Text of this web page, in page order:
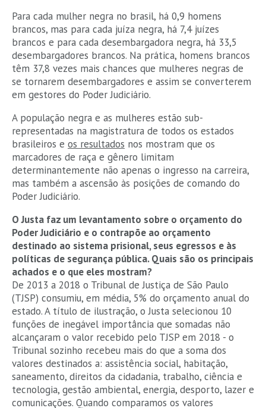
Para cada mulher negra no brasil, há 0,9 homens
brancos, mas para cada juíza negra, há 7,4 juízes
brancos e para cada desembargadora negra, há 33,5
desembargadores brancos. Na prática, homens brancos
têm 37,8 vezes mais chances que mulheres negras de
se tornarem desembargadores e assim se converterem
em gestores do Poder Judiciário.
A população negra e as mulheres estão sub-
representadas na magistratura de todos os estados
brasileiros e os resultados nos mostram que os
marcadores de raça e gênero limitam
determinantemente não apenas o ingresso na carreira,
mas também a ascensão às posições de comando do
Poder Judiciário.
O Justa faz um levantamento sobre o orçamento do
Poder Judiciário e o contrapõe ao orçamento
destinado ao sistema prisional, seus egressos e às
políticas de segurança pública. Quais são os principais
achados e o que eles mostram?
De 2013 a 2018 o Tribunal de Justiça de São Paulo
(TJSP) consumiu, em média, 5% do orçamento anual do
estado. A título de ilustração, o Justa selecionou 10
funções de inegável importância que somadas não
alcançaram o valor recebido pelo TJSP em 2018 - o
Tribunal sozinho recebeu mais do que a soma dos
valores destinados a: assistência social, habitação,
saneamento, direitos da cidadania, trabalho, ciência e
tecnologia, gestão ambiental, energia, desporto, lazer e
comunicações. Quando comparamos os valores